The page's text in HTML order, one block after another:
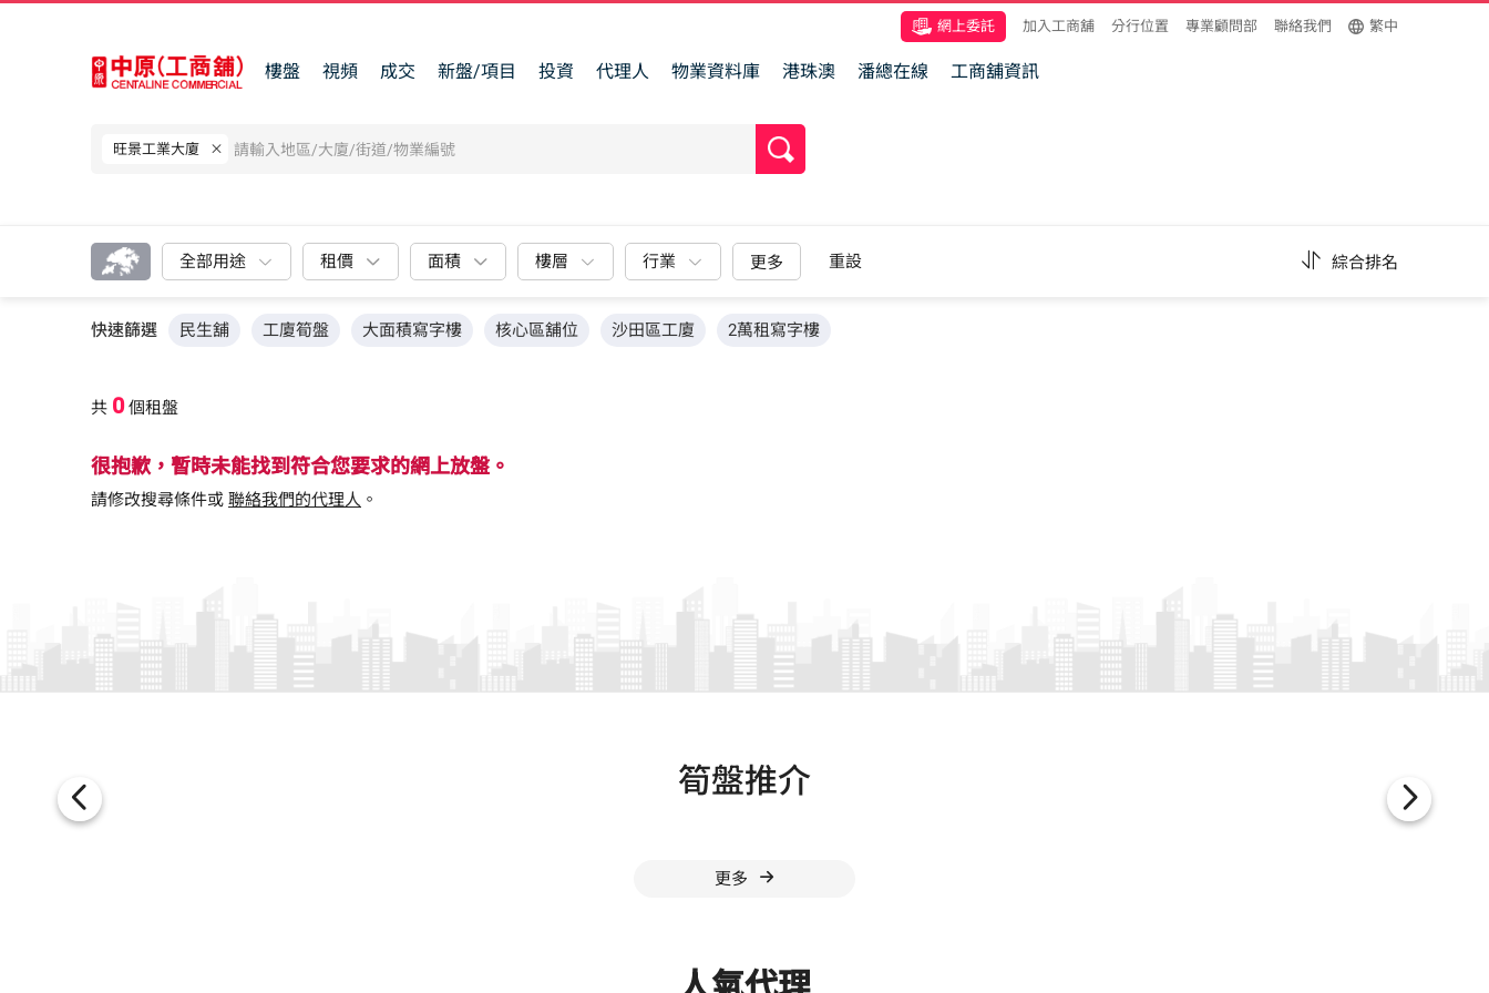
網上委託 加入工商舖 分行位置 專業顧問部 聯絡我們 繁中
樓盤 視頻 成交 新盤/項目 投資 代理人 物業資料庫 港珠澳 潘總在線 工商舖資訊
旺景工業大廈
全部用途 租價 面積 樓層 行業 更多 重設 綜合排名
快速篩選 民生舖 工廈筍盤 大面積寫字樓 核心區舖位 沙田區工廈 2萬租寫字樓
共 0個租盤
很抱歉，暫時未能找到符合您要求的網上放盤。
請修改搜尋條件或 聯絡我們的代理人 。
筍盤推介
更多